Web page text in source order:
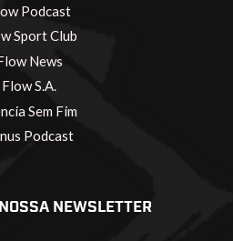
Podcast
Sport Club
News
Flow S.A.
Sem Fim
Podcast
NEWSLETTER